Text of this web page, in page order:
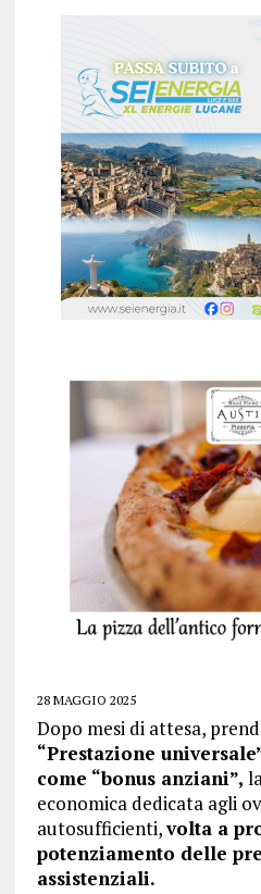
28 MAGGIO 2025
Dopo mesi di attesa,
“Prestazione
come “bonus anziani”,
economica dedicata agli
autosufficienti,volta a
potenziamento delle
assistenziali.